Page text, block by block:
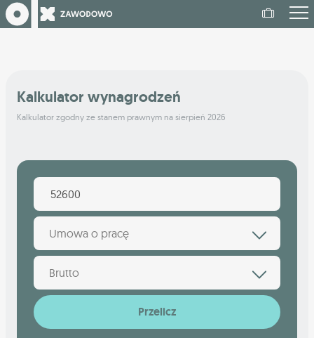
Kalkulator wynagrodzeń
Kalkulator zgodny ze stanem prawnym na sierpień 2026
Umowa o pracę
Brutto
Przelicz